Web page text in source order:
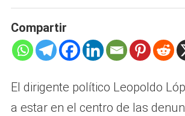
Compartir
El dirigente político Leopoldo
a estar en el centro de las